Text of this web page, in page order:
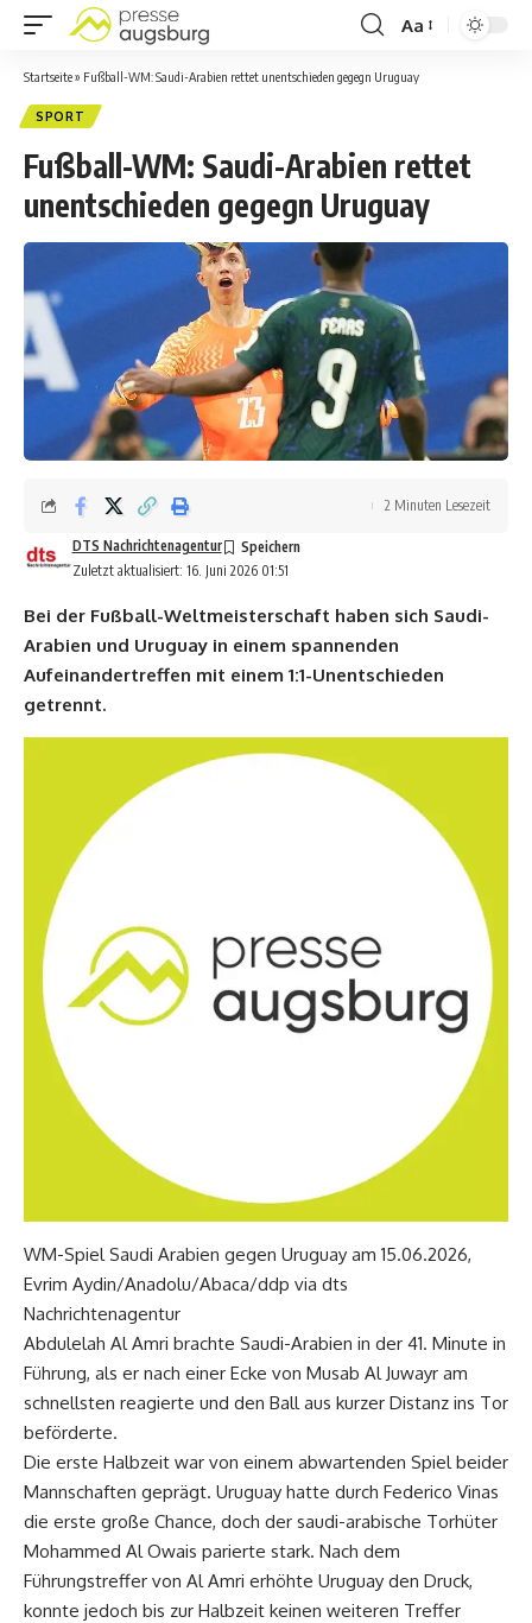
Aa
Startseite» Fußball-WM: Saudi-Arabien rettet unentschieden gegegn Uruguay
SPORT
Fußball-WM: Saudi-Arabien rettet
unentschieden gegegn Uruguay
Zuletzt aktualisiert: 16. Juni 2026 01:51
DTS Nachrichtenagentur
2 Minuten Lesezeit
Bei der Fußball-Weltmeisterschaft haben sich Saudi-
Arabien und Uruguay in einem spannenden
Aufeinandertreffen mit einem 1:1-Unentschieden
getrennt.
WM-Spiel Saudi Arabien gegen Uruguay am 15.06.2026,
Evrim Aydin/Anadolu/Abaca/ddp via dts
Nachrichtenagentur
Abdulelah Al Amri brachte Saudi-Arabien in der 41. Minute in
Führung, als er nach einer Ecke von Musab Al Juwayr am
schnellsten reagierte und den Ball aus kurzer Distanz ins Tor
beförderte.
Die erste Halbzeit war von einem abwartenden Spiel beider
Mannschaften geprägt. Uruguay hatte durch Federico Vinas
die erste große Chance, doch der saudi-arabische Torhüter
Mohammed Al Owais parierte stark. Nach dem
Führungstreffer von Al Amri erhöhte Uruguay den Druck,
konnte jedoch bis zur Halbzeit keinen weiteren Treffer